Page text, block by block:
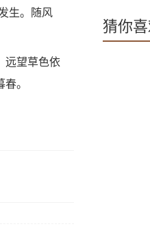
生。随风
远望草色依
。
猜你